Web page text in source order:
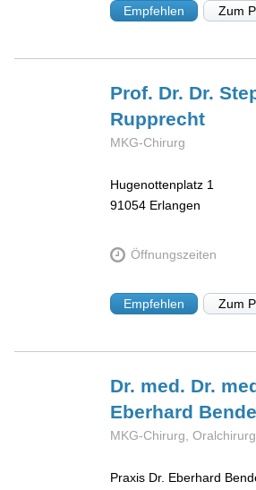
Empfehlen Zum
Prof. Dr. Dr.
Rupprecht
MKG-Chirurg
Hugenottenplatz 1
91054 Erlangen
Öffnungszeiten
Empfehlen Zum
Dr. med. Dr.
Eberhard
MKG-Chirurg,
Praxis Dr. Eberhard